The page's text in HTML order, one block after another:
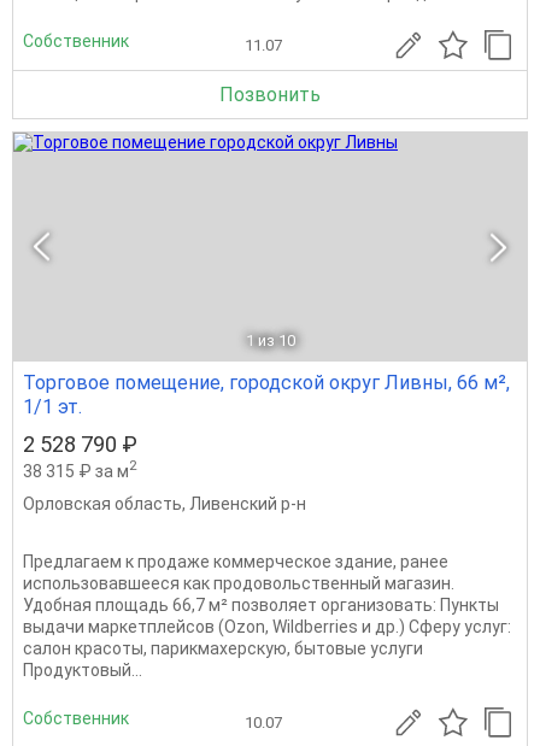
Собственник 11.07
Позвонить
1 из 10
Торговое помещение, городской округ Ливны, 66 м²,
1/1 эт.
2 528 790 ₽
38 315 ₽ за м2
Орловская область, Ливенский р-н
Предлагаем к продаже коммерческое здание, ранее
использовавшееся как продовольственный магазин.
Удобная площадь 66,7 м² позволяет организовать: Пункты
выдачи маркетплейсов (Ozon, Wildberries и др.) Сферу услуг:
салон красоты, парикмахерскую, бытовые услуги
Продуктовый...
Собственник 10.07